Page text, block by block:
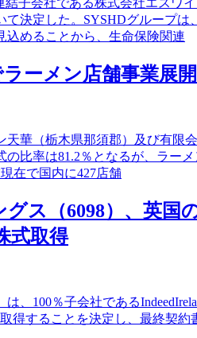
結子会社である株式会社エス
決定した。SYSHDグループ
込めることから、生命保険関連
ラーメン店舗事業展
天華（栃木県那須郡）及び有
比率は81.2％となるが、ラー
在で国内に427店舗
ス（6098）、英国
式取得
、100％子会社である
得することを決定し、最終契